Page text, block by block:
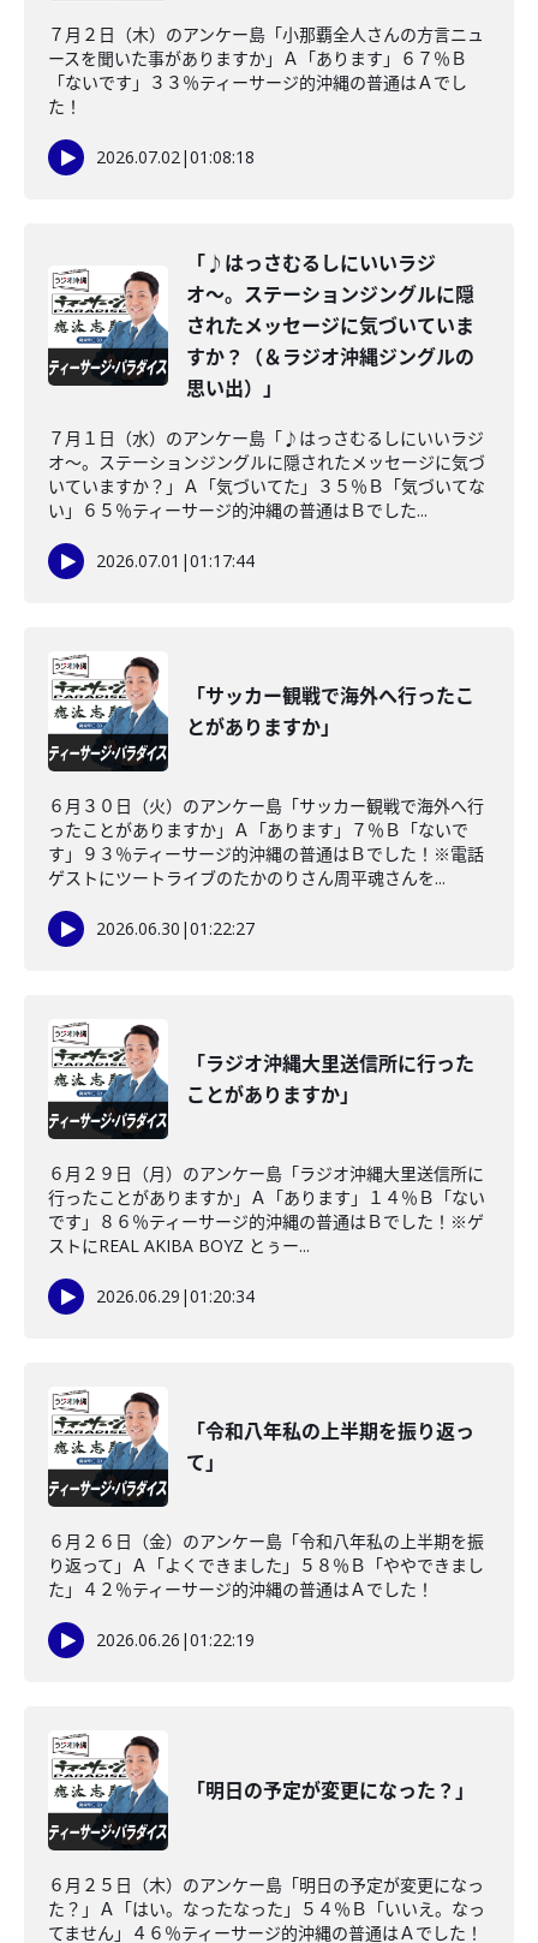
７月２日（木）のアンケー島「小那覇全人さんの方言ニュ
ースを聞いた事がありますか」Ａ「あります」６７％Ｂ
「ないです」３３％ティーサージ的沖縄の普通はＡでし
た！
2026.07.02|01:08:18
「♪はっさむるしにいいラジ
オ〜。ステーションジングルに隠
されたメッセージに気づいていま
すか？（＆ラジオ沖縄ジングルの
思い出）」
７月１日（水）のアンケー島「♪はっさむるしにいいラジ
オ〜。ステーションジングルに隠されたメッセージに気づ
いていますか？」Ａ「気づいてた」３５％Ｂ「気づいてな
い」６５％ティーサージ的沖縄の普通はＢでした...
2026.07.01 |01:17:44
「サッカー観戦で海外へ行ったこ
とがありますか」
６月３０日（火）のアンケー島「サッカー観戦で海外へ行
ったことがありますか」Ａ「あります」７％Ｂ「ないで
す」９３％ティーサージ的沖縄の普通はＢでした！※電話
ゲストにツートライブのたかのりさん周平魂さんを...
2026.06.30 |01:22:27
「ラジオ沖縄大里送信所に行った
ことがありますか」
６月２９日（月）のアンケー島「ラジオ沖縄大里送信所に
行ったことがありますか」Ａ「あります」１４％Ｂ「ない
です」８６％ティーサージ的沖縄の普通はＢでした！※ゲ
ストにREAL AKIBA BOYZ とぅー...
2026.06.29 |01:20:34
「令和八年私の上半期を振り返っ
て」
６月２６日（金）のアンケー島「令和八年私の上半期を振
り返って」Ａ「よくできました」５８％Ｂ「ややできまし
た」４２％ティーサージ的沖縄の普通はＡでした！
2026.06.26 |01:22:19
「明日の予定が変更になった？」
６月２５日（木）のアンケー島「明日の予定が変更になっ
た？」Ａ「はい。なったなった」５４％Ｂ「いいえ。なっ
てません」４６％ティーサージ的沖縄の普通はＡでした！